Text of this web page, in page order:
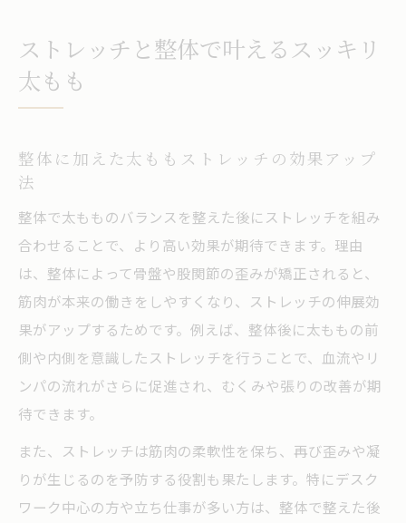
ストレッチと整体で叶えるスッキリ
太もも
整体に加えた太ももストレッチの効果アップ
法
整体で太もものバランスを整えた後にストレッチを組み
合わせることで、より高い効果が期待できます。理由
は、整体によって骨盤や股関節の歪みが矯正されると、
筋肉が本来の働きをしやすくなり、ストレッチの伸展効
果がアップするためです。例えば、整体後に太ももの前
側や内側を意識したストレッチを行うことで、血流やリ
ンパの流れがさらに促進され、むくみや張りの改善が期
待できます。
また、ストレッチは筋肉の柔軟性を保ち、再び歪みや凝
りが生じるのを予防する役割も果たします。特にデスク
ワーク中心の方や立ち仕事が多い方は、整体で整えた後